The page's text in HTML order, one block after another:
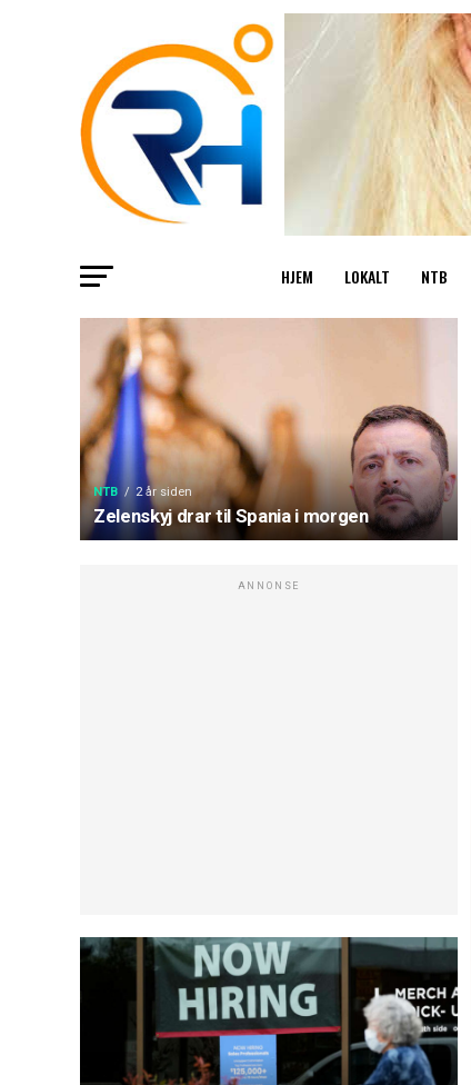
HJEM LOKALT NTB
NTB 2 år siden
Zelenskyj drar til Spania i morgen
ANNONSE